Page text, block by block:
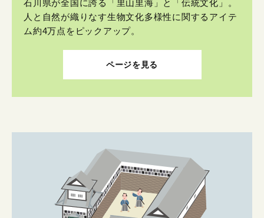
石川県が全国に誇る「里山里海」と「伝統文化」。
人と自然が織りなす生物文化多様性に関するアイテ
ム約4万点をピックアップ。
ページを見る